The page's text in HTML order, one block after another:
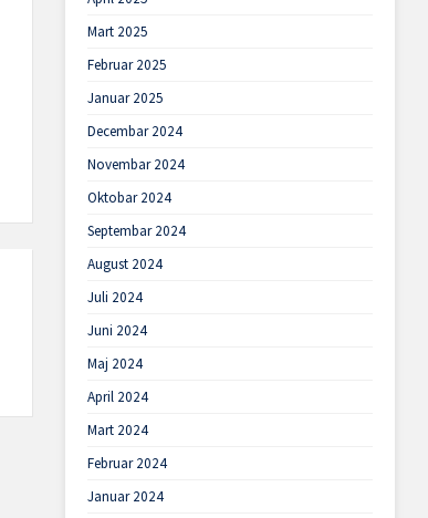
Mart 2025
Februar 2025
Januar 2025
Decembar 2024
Novembar 2024
Oktobar 2024
Septembar 2024
August 2024
Juli 2024
Juni 2024
Maj 2024
April 2024
Mart 2024
Februar 2024
Januar 2024